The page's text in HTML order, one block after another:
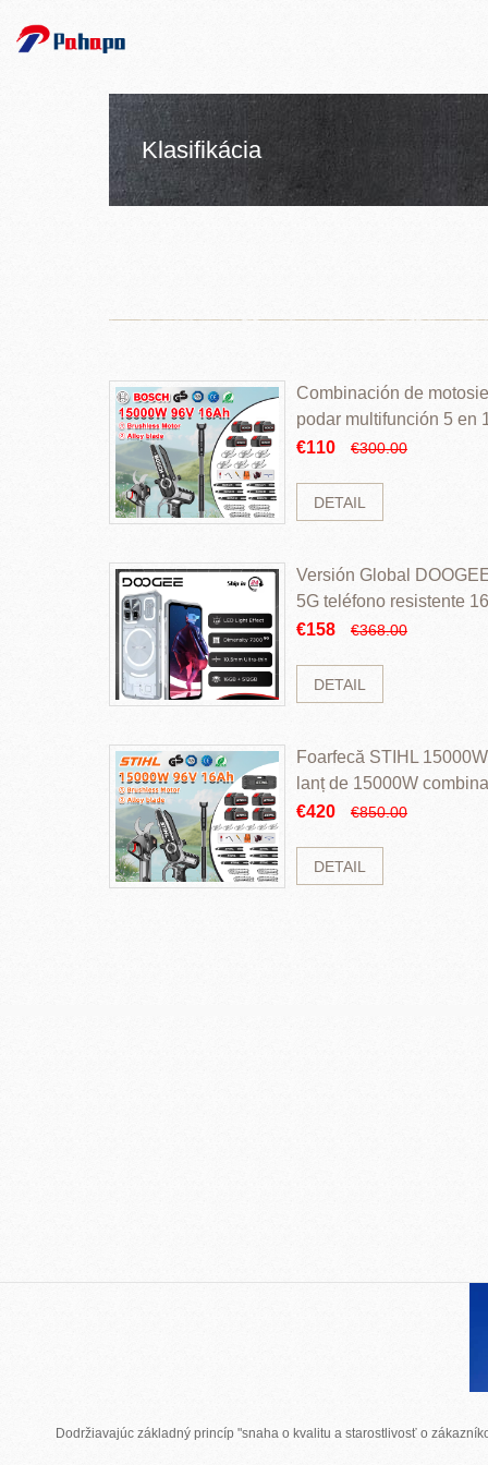
Klasifikácia
Combinación de
podar multifunción 5 en
€110
€300.00
DETAIL
Versión Global
5G teléfono resistente
ROM Mediatek
€158 €368.00
DETAIL
Foarfecă STIHL
lanț de 15000W
perii și baterie cu li
€420 €850.00
DETAIL
Dodržiavajúc základný princíp "snaha o kvalitu a starostlivosť o